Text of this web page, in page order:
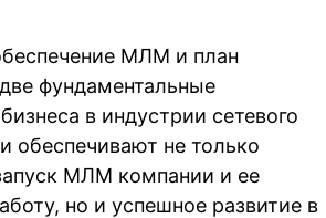
МЛМ и план
фундаментальные
в индустрии сетевого
обеспечивают не только
МЛМ компании и ее
но и успешное развитие в